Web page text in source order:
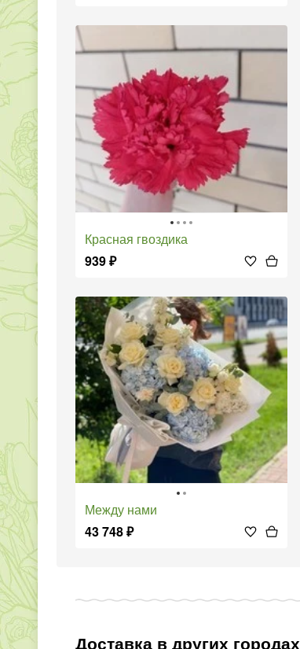
Красная гвоздика
939₽
Между нами
43 748₽
Доставка в других городах